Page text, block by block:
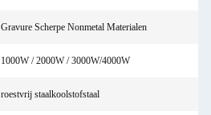
Gravure Scherpe Nonmetal Materialen
1000W / 2000W / 3000W/4000W
roestvrij staalkoolstofstaal